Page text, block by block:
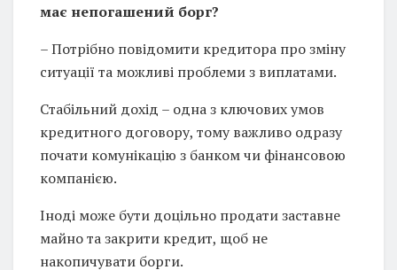
має непогашений борг?
– Потрібно повідомити кредитора про зміну
ситуації та можливі проблеми з виплатами.
Стабільний дохід – одна з ключових умов
кредитного договору, тому важливо одразу
почати комунікацію з банком чи фінансовою
компанією.
Іноді може бути доцільно продати заставне
майно та закрити кредит, щоб не
накопичувати борги.